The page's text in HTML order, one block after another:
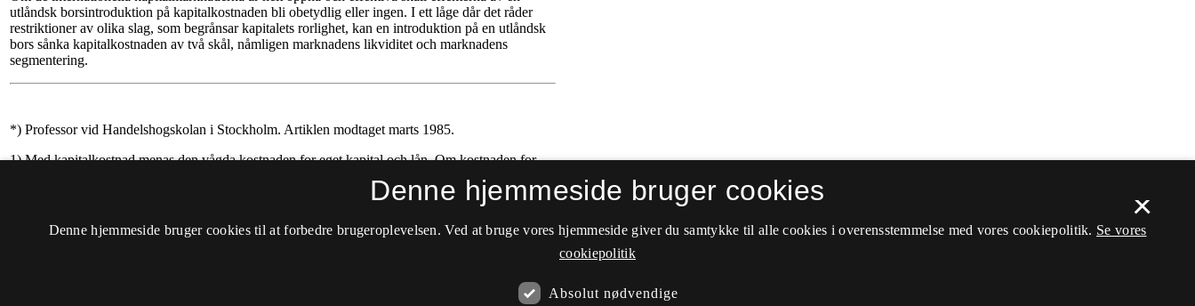
×
Denne hjemmeside bruger cookies
Denne hjemmeside bruger cookies til at forbedre brugeroplevelsen. Ved at bruge vores hjemmeside giver du samtykke til alle cookies i overensstemmelse med vores cookiepolitik. Se vores
cookiepolitik
Absolut nødvendige